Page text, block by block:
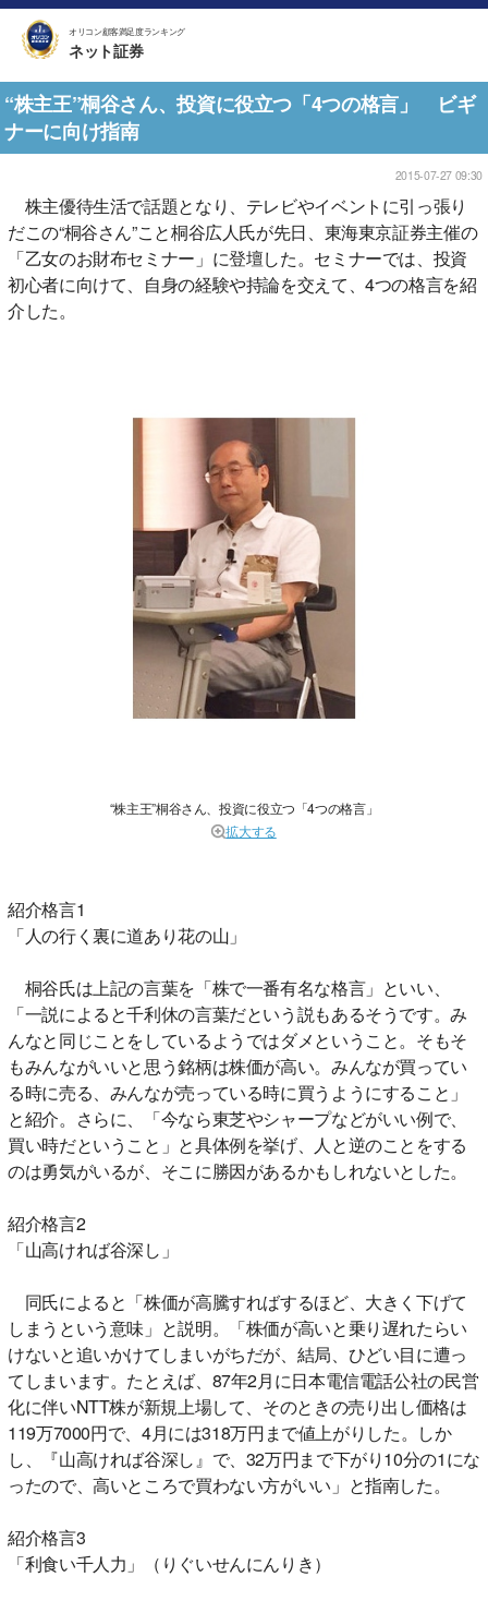
オリコン顧客満足度ランキング
ネット証券
“株主王”桐谷さん、投資に役立つ「4つの格言」 ビギ
ナーに向け指南
2015-07-27 09:30
株主優待生活で話題となり、テレビやイベントに引っ張り
だこの“桐谷さん”こと桐谷広人氏が先日、東海東京証券主催の
「乙女のお財布セミナー」に登壇した。セミナーでは、投資
初心者に向けて、自身の経験や持論を交えて、4つの格言を紹
介した。
“株主王”桐谷さん、投資に役立つ「4つの格言」
拡大する
紹介格言1
「人の行く裏に道あり花の山」
桐谷氏は上記の言葉を「株で一番有名な格言」といい、
「一説によると千利休の言葉だという説もあるそうです。み
んなと同じことをしているようではダメということ。そもそ
もみんながいいと思う銘柄は株価が高い。みんなが買ってい
る時に売る、みんなが売っている時に買うようにすること」
と紹介。さらに、「今なら東芝やシャープなどがいい例で、
買い時だということ」と具体例を挙げ、人と逆のことをする
のは勇気がいるが、そこに勝因があるかもしれないとした。
紹介格言2
「山高ければ谷深し」
同氏によると「株価が高騰すればするほど、大きく下げて
しまうという意味」と説明。「株価が高いと乗り遅れたらい
けないと追いかけてしまいがちだが、結局、ひどい目に遭っ
てしまいます。たとえば、87年2月に日本電信電話公社の民営
化に伴いNTT株が新規上場して、そのときの売り出し価格は
119万7000円で、4月には318万円まで値上がりした。しか
し、『山高ければ谷深し』で、32万円まで下がり10分の1にな
ったので、高いところで買わない方がいい」と指南した。
紹介格言3
「利食い千人力」（りぐいせんにんりき）